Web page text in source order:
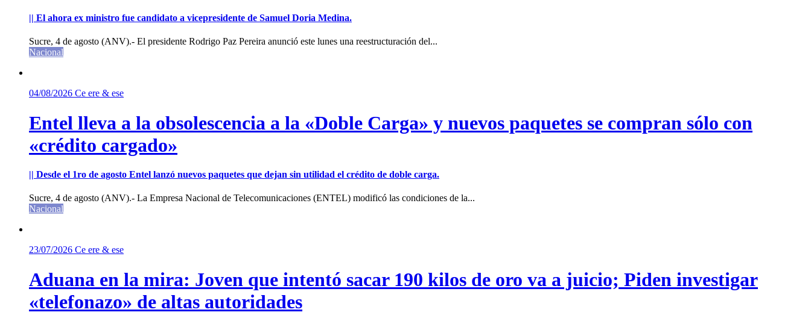
|| El ahora ex ministro fue candidato a vicepresidente de Samuel Doria Medina.
Sucre, 4 de agosto (ANV).- El presidente Rodrigo Paz Pereira anunció este lunes una reestructuración del...
Nacional
04/08/2026 Ce ere & ese
Entel lleva a la obsolescencia a la «Doble Carga» y nuevos paquetes se compran sólo con
«crédito cargado»
|| Desde el 1ro de agosto Entel lanzó nuevos paquetes que dejan sin utilidad el crédito de doble carga.
Sucre, 4 de agosto (ANV).- La Empresa Nacional de Telecomunicaciones (ENTEL) modificó las condiciones de la...
Nacional
23/07/2026 Ce ere & ese
Aduana en la mira: Joven que intentó sacar 190 kilos de oro va a juicio; Piden investigar
«telefonazo» de altas autoridades